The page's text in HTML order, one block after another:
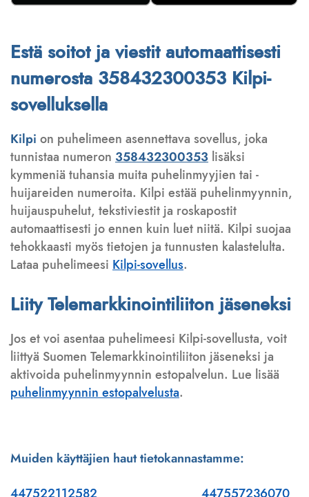
Estä soitot ja viestit automaattisesti
numerosta 358432300353 Kilpi-
sovelluksella
Kilpi on puhelimeen asennettava sovellus, joka
tunnistaa numeron 358432300353 lisäksi
kymmeniä tuhansia muita puhelinmyyjien tai -
huijareiden numeroita. Kilpi estää puhelinmyynnin,
huijauspuhelut, tekstiviestit ja roskapostit
automaattisesti jo ennen kuin luet niitä. Kilpi suojaa
tehokkaasti myös tietojen ja tunnusten kalastelulta.
Lataa puhelimeesi Kilpi-sovellus.
Liity Telemarkkinointiliiton jäseneksi
Jos et voi asentaa puhelimeesi Kilpi-sovellusta, voit
liittyä Suomen Telemarkkinointiliiton jäseneksi ja
aktivoida puhelinmyynnin estopalvelun. Lue lisää
puhelinmyynnin estopalvelusta.
Muiden käyttäjien haut tietokannastamme: